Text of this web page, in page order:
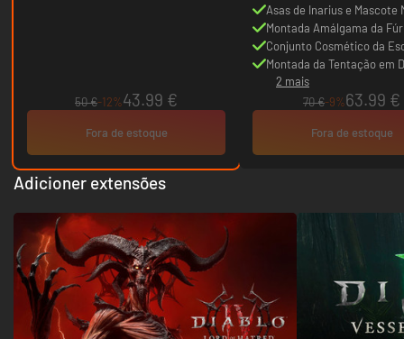
50 €-12%43.99 €
Fora de estoque
Asas de Inarius e Mascote
Inarius em Diablo III
Montada Amálgama da
World of Warcraft
Conjunto Cosmético da
Alada Umbra em Diablo
Montada da Tentação em
2 mais
70 €-9%63.99 €
Fora de estoque
Adicioner extensões